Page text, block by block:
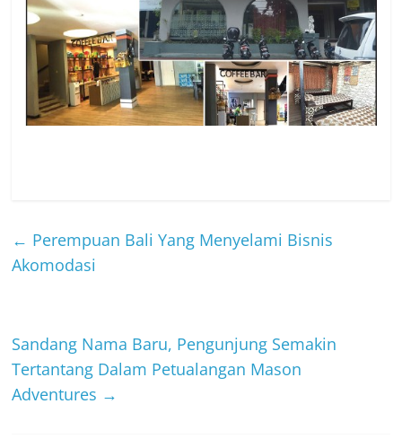
← Perempuan Bali Yang Menyelami Bisnis
Akomodasi
Sandang Nama Baru, Pengunjung Semakin
Tertantang Dalam Petualangan Mason
Adventures →